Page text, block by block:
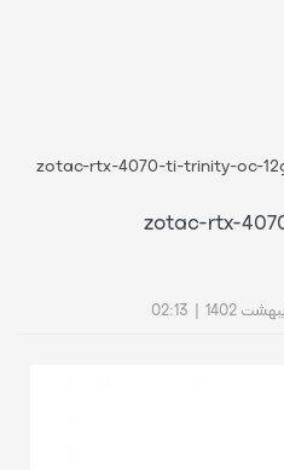
zotac-rtx-4070-ti-trinity-oc-
zotac-rtx-
02:13